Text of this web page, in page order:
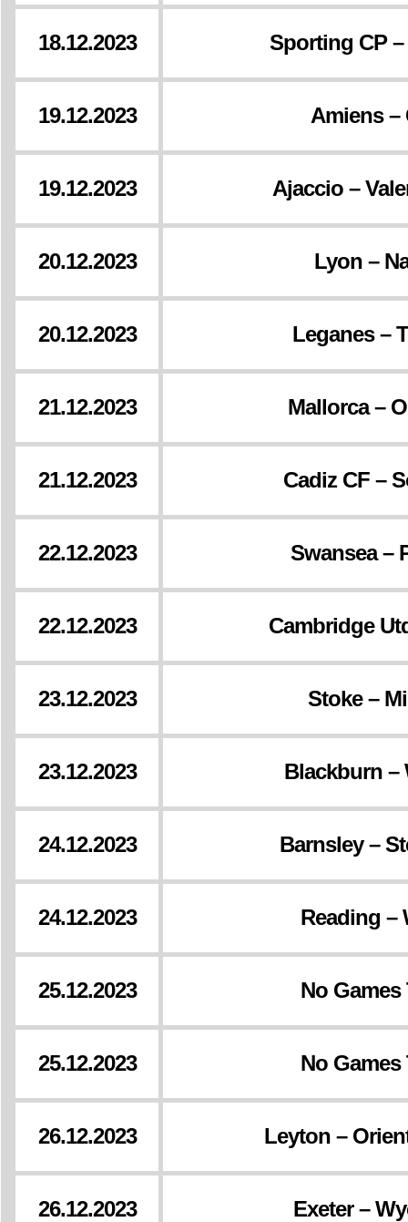
18.12.2023 Sporting CP
19.12.2023 Amiens –
19.12.2023 Ajaccio –
20.12.2023 Lyon –
20.12.2023 Leganes –
21.12.2023 Mallorca –
21.12.2023 Cadiz CF –
22.12.2023 Swansea –
22.12.2023 Cambridge
23.12.2023 Stoke –
23.12.2023 Blackburn –
24.12.2023 Barnsley –
24.12.2023 Reading –
25.12.2023 No Games
25.12.2023 No Games
26.12.2023 Leyton –
26.12.2023 Exeter –